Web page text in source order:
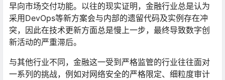
早向市场交付功能。以往的现实证明，金融行业总是认为
采用DevOps等新方案会与内部的遗留代码及实例存在冲
突，因此在技术更新方面总是慢上一步，最终导致数字创
新活动的严重滞后。
与其他行业不同，金融这一受到严格监管的行业往往面对
一系列的挑战，例如对网络安全的严格限定、细粒度审计